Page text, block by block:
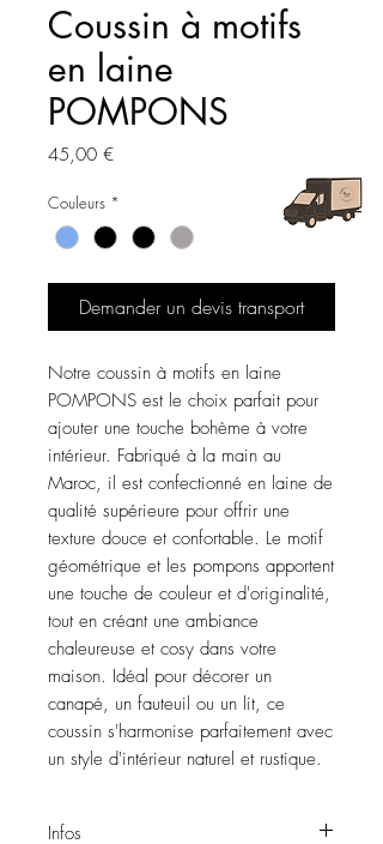
Coussin à motifs
en laine
POMPONS
45,00 €Prix
Couleurs *
Demander un devis transport
Notre coussin à motifs en laine
POMPONS est le choix parfait pour
ajouter une touche bohème à votre
intérieur. Fabriqué à la main au
Maroc, il est confectionné en laine de
qualité supérieure pour offrir une
texture douce et confortable. Le motif
géométrique et les pompons apportent
une touche de couleur et d'originalité,
tout en créant une ambiance
chaleureuse et cosy dans votre
maison. Idéal pour décorer un
canapé, un fauteuil ou un lit, ce
coussin s'harmonise parfaitement avec
un style d'intérieur naturel et rustique.
Infos